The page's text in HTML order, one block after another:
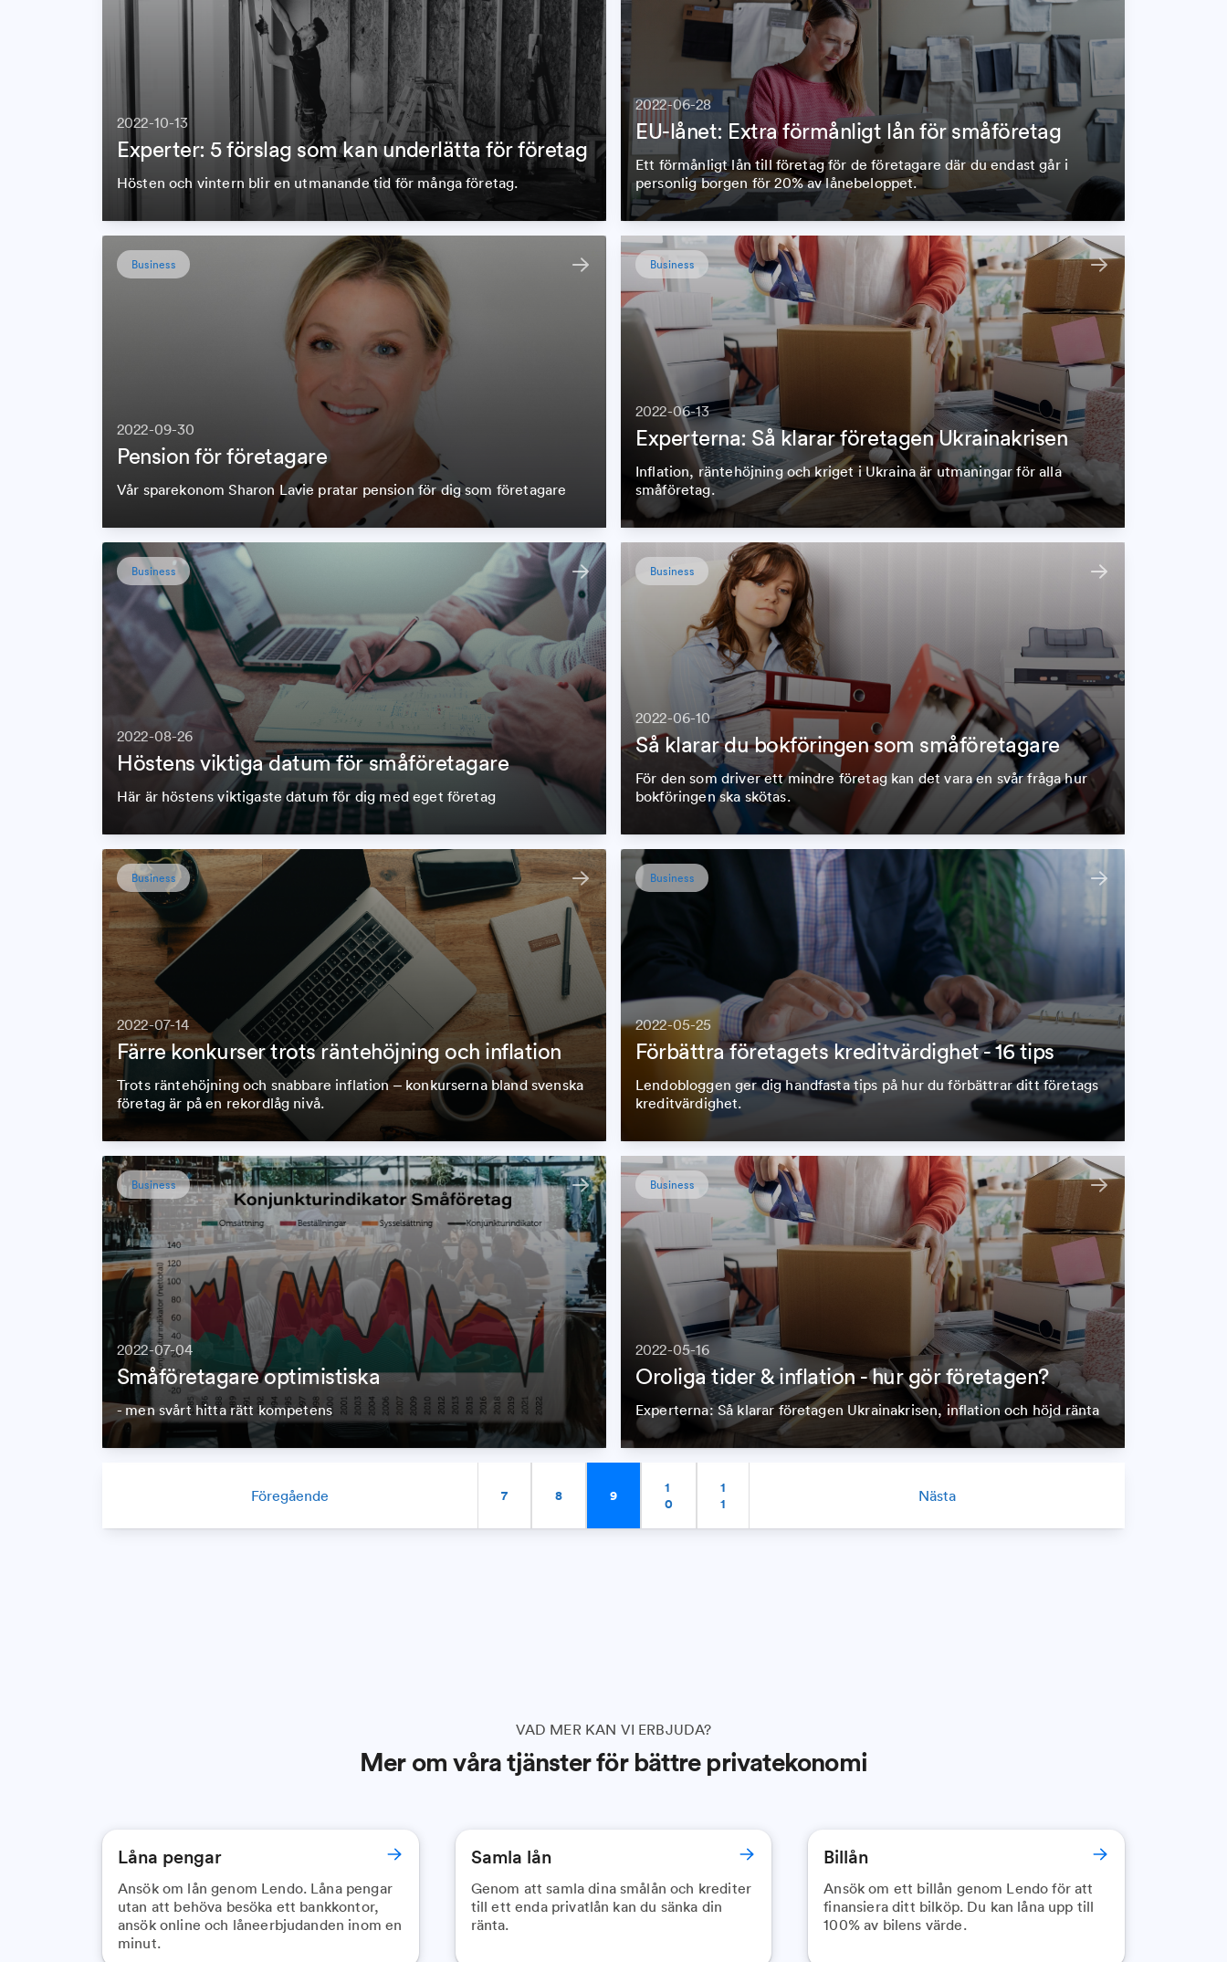
2022-10-13
Experter: 5 förslag som kan underlätta för företag
Hösten och vintern blir en utmanande tid för många företag.
Business
2022-09-30
Pension för företagare
Vår sparekonom Sharon Lavie pratar pension för dig som företagare
Business
2022-08-26
Höstens viktiga datum för småföretagare
Här är höstens viktigaste datum för dig med eget företag
Business
2022-07-14
Färre konkurser trots räntehöjning och inflation
Trots räntehöjning och snabbare inflation – konkurserna bland svenska
företag är på en rekordlåg nivå.
Business
2022-07-04
Småföretagare optimistiska
- men svårt hitta rätt kompetens
2022-06-28
EU-lånet: Extra förmånligt lån för småföretag
Ett förmånligt lån till företag för de företagare där du endast går i
personlig borgen för 20% av lånebeloppet.
Business
2022-06-13
Experterna: Så klarar företagen Ukrainakrisen
Inflation, räntehöjning och kriget i Ukraina är utmaningar för alla
småföretag.
Business
2022-06-10
Så klarar du bokföringen som småföretagare
För den som driver ett mindre företag kan det vara en svår fråga hur
bokföringen ska skötas.
Business
2022-05-25
Förbättra företagets kreditvärdighet - 16 tips
Lendobloggen ger dig handfasta tips på hur du förbättrar ditt företags
kreditvärdighet.
Business
2022-05-16
Oroliga tider & inflation - hur gör företagen?
Experterna: Så klarar företagen Ukrainakrisen, inflation och höjd ränta
Föregående 7 8 9
1
0
1
1
Nästa
VAD MER KAN VI ERBJUDA?
Mer om våra tjänster för bättre privatekonomi
Låna pengar
Ansök om lån genom Lendo. Låna pengar
utan att behöva besöka ett bankkontor,
ansök online och låneerbjudanden inom en
minut.
Samla lån
Genom att samla dina smålån och krediter
till ett enda privatlån kan du sänka din
ränta.
Billån
Ansök om ett billån genom Lendo för att
finansiera ditt bilköp. Du kan låna upp till
100% av bilens värde.